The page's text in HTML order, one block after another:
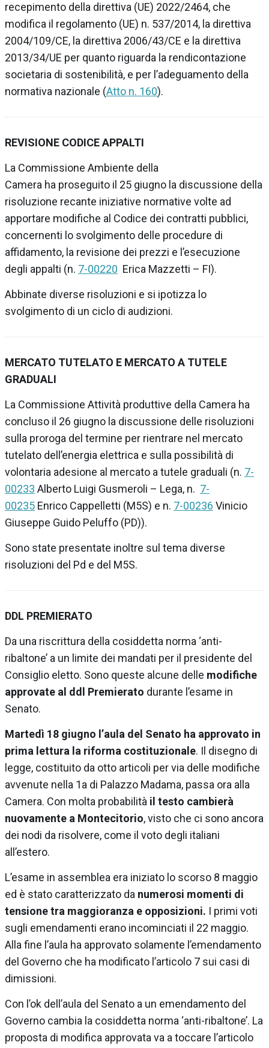
recepimento della direttiva (UE) 2022/2464, che
modifica il regolamento (UE) n. 537/2014, la direttiva
2004/109/CE, la direttiva 2006/43/CE e la direttiva
2013/34/UE per quanto riguarda la rendicontazione
societaria di sostenibilità, e per l’adeguamento della
normativa nazionale (Atto n. 160).
REVISIONE CODICE APPALTI
La Commissione Ambiente della
Camera ha proseguito il 25 giugno la discussione della
risoluzione recante iniziative normative volte ad
apportare modifiche al Codice dei contratti pubblici,
concernenti lo svolgimento delle procedure di
affidamento, la revisione dei prezzi e l’esecuzione
degli appalti (n. 7-00220 Erica Mazzetti – FI).
Abbinate diverse risoluzioni e si ipotizza lo
svolgimento di un ciclo di audizioni.
MERCATO TUTELATO E MERCATO A TUTELE
GRADUALI
La Commissione Attività produttive della Camera ha
concluso il 26 giugno la discussione delle risoluzioni
sulla proroga del termine per rientrare nel mercato
tutelato dell’energia elettrica e sulla possibilità di
volontaria adesione al mercato a tutele graduali (n. 7-
00233 Alberto Luigi Gusmeroli – Lega, n. 7-
00235 Enrico Cappelletti (M5S) e n. 7-00236 Vinicio
Giuseppe Guido Peluffo (PD)).
Sono state presentate inoltre sul tema diverse
risoluzioni del Pd e del M5S.
DDL PREMIERATO
Da una riscrittura della cosiddetta norma ‘anti-
ribaltone’ a un limite dei mandati per il presidente del
Consiglio eletto. Sono queste alcune delle modifiche
approvate al ddl Premierato durante l’esame in
Senato.
Martedì 18 giugno l’aula del Senato ha approvato in
prima lettura la riforma costituzionale. Il disegno di
legge, costituito da otto articoli per via delle modifiche
avvenute nella 1a di Palazzo Madama, passa ora alla
Camera. Con molta probabilità il testo cambierà
nuovamente a Montecitorio, visto che ci sono ancora
dei nodi da risolvere, come il voto degli italiani
all’estero.
L’esame in assemblea era iniziato lo scorso 8 maggio
ed è stato caratterizzato da numerosi momenti di
tensione tra maggioranza e opposizioni. I primi voti
sugli emendamenti erano incominciati il 22 maggio.
Alla fine l’aula ha approvato solamente l’emendamento
del Governo che ha modificato l’articolo 7 sui casi di
dimissioni.
Con l’ok dell’aula del Senato a un emendamento del
Governo cambia la cosiddetta norma ‘anti-ribaltone’. La
proposta di modifica approvata va a toccare l’articolo